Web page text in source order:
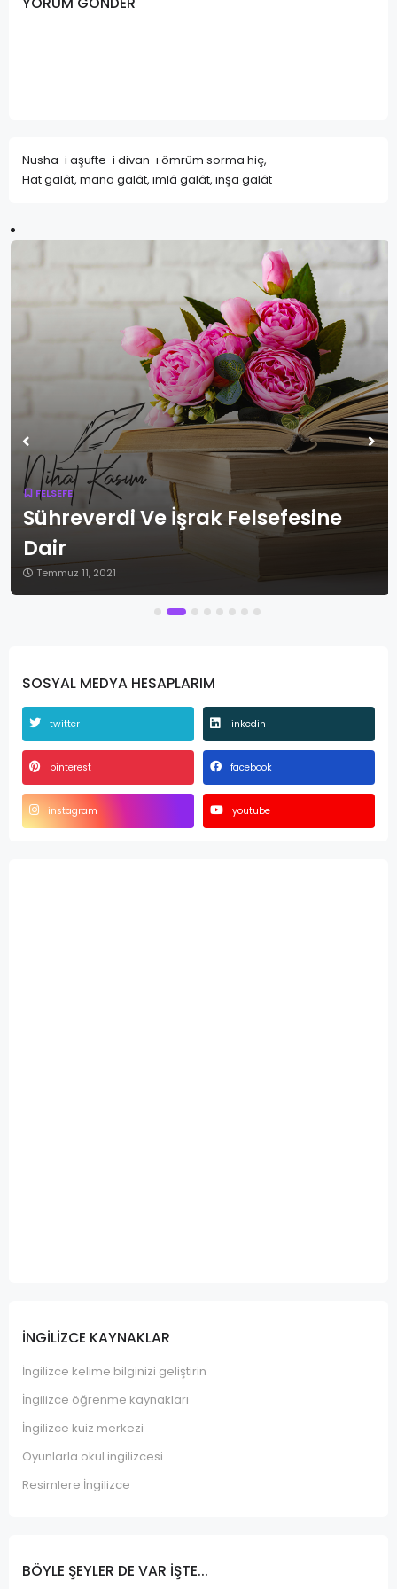
Nusha-i aşufte-i divan-ı ömrüm sorma hiç,
Hat galât, mana galât, imlâ galât, inşa galât
FELSEFE
Sühreverdi Ve İşrak Felsefesine
Dair
Temmuz 11, 2021
SOSYAL MEDYA HESAPLARIM
twitter linkedin
pinterest facebook
instagram youtube
İNGILIZCE KAYNAKLAR
İngilizce kelime bilginizi geliştirin
İngilizce öğrenme kaynakları
İngilizce kuiz merkezi
Oyunlarla okul ingilizcesi
Resimlere İngilizce
BÖYLE ŞEYLER DE VAR IŞTE...